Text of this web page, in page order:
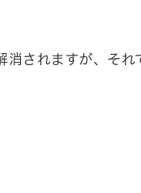
消されますが、そ